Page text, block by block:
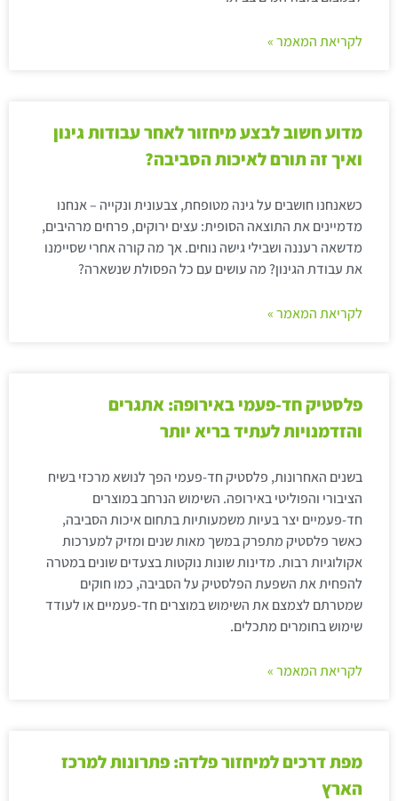
לקריאת המאמר »
מדוע חשוב לבצע מיחזור לאחר עבודות גינון
ואיך זה תורם לאיכות הסביבה?
כשאנחנו חושבים על גינה מטופחת, צבעונית ונקייה – אנחנו
מדמיינים את התוצאה הסופית: עצים ירוקים, פרחים מרהיבים,
מדשאה רעננה ושבילי גישה נוחים. אך מה קורה אחרי שסיימנו
את עבודת הגינון? מה עושים עם כל הפסולת שנשארה?
לקריאת המאמר »
פלסטיק חד-פעמי באירופה: אתגרים
והזדמנויות לעתיד בריא יותר
בשנים האחרונות, פלסטיק חד-פעמי הפך לנושא מרכזי בשיח
הציבורי והפוליטי באירופה. השימוש הנרחב במוצרים
חד-פעמיים יצר בעיות משמעותיות בתחום איכות הסביבה,
כאשר פלסטיק מתפרק במשך מאות שנים ומזיק למערכות
אקולוגיות רבות. מדינות שונות נוקטות בצעדים שונים במטרה
להפחית את השפעת הפלסטיק על הסביבה, כמו חוקים
שמטרתם לצמצם את השימוש במוצרים חד-פעמיים או לעודד
שימוש בחומרים מתכלים.
לקריאת המאמר »
מפת דרכים למיחזור פלדה: פתרונות למרכז
הארץ